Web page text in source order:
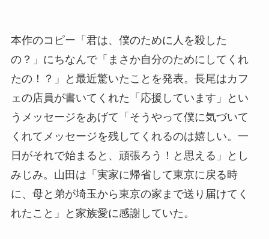
本作のコピー「君は、僕のために人を殺した
の？」にちなんで「まさか自分のためにしてくれ
たの！？」と最近驚いたことを発表。長尾はカフ
ェの店員が書いてくれた「応援しています」とい
うメッセージをあげて「そうやって僕に気づいて
くれてメッセージを残してくれるのは嬉しい。一
日がそれで始まると、頑張ろう！と思える」とし
みじみ。山田は「実家に帰省して東京に戻る時
に、母と弟が埼玉から東京の家まで送り届けてく
れたこと」と家族愛に感謝していた。